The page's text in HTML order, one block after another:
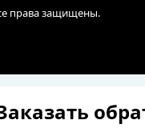
права защищены.